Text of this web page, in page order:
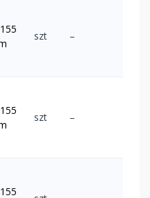
szt –
szt –